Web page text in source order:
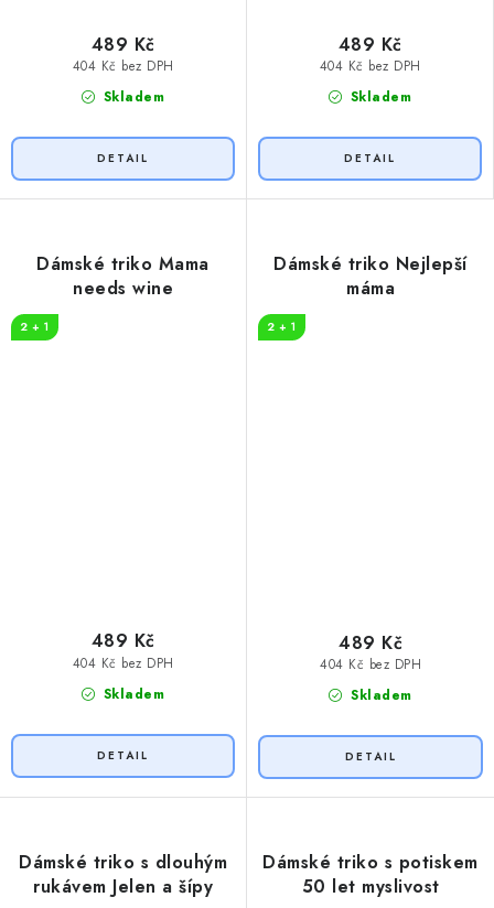
Skladem
404 Kč bez DPH
489 Kč
Skladem
404 Kč bez DPH
489 Kč
Dámské triko Mama
needs wine
2 + 1
Skladem
404 Kč bez DPH
489 Kč
Dámské triko Nejlepší
máma
2 + 1
Skladem
404 Kč bez DPH
489 Kč
Dámské triko s dlouhým
rukávem Jelen a šípy
Dámské triko s potiskem
50 let myslivost